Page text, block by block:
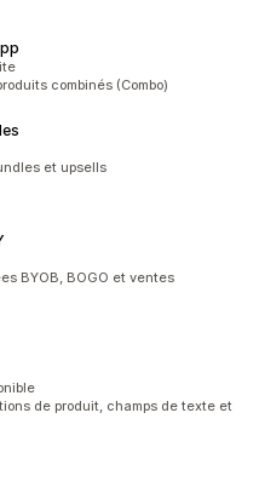
combinés (Combo)
et upsells
BYOB, BOGO et ventes
de produit, champs de texte et